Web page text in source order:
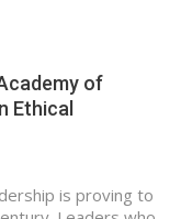
of
Ethical
is proving to